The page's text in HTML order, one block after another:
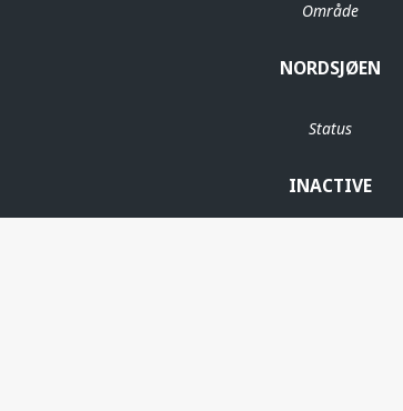
Område
NORDSJØEN
Status
INACTIVE